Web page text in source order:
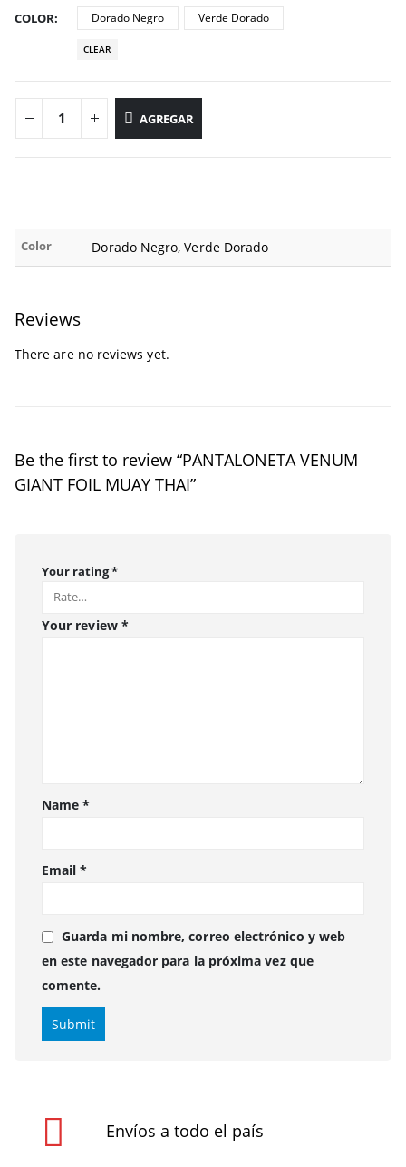
COLOR Dorado Negro Verde Dorado
CLEAR
AGREGAR
Color Dorado Negro, Verde Dorado
Reviews
There are no reviews yet.
Be the first to review “PANTALONETA VENUM
GIANT FOIL MUAY THAI”
Your rating*
Your review *
Name*
Email*
Guarda mi nombre, correo electrónico y web
en este navegador para la próxima vez que
comente.
Envíos a todo el país